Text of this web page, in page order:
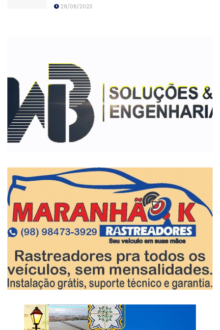
28/08/2023